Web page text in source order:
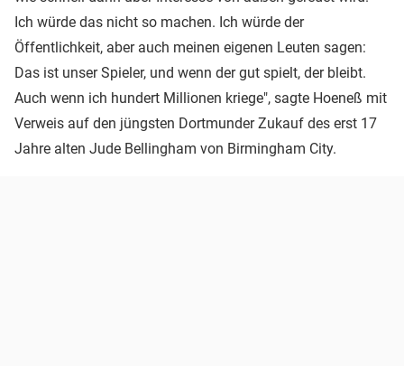
Ich würde das nicht so machen. Ich würde der
Öffentlichkeit, aber auch meinen eigenen Leuten sagen:
Das ist unser Spieler, und wenn der gut spielt, der bleibt.
Auch wenn ich hundert Millionen kriege", sagte Hoeneß mit
Verweis auf den jüngsten Dortmunder Zukauf des erst 17
Jahre alten Jude Bellingham von Birmingham City.